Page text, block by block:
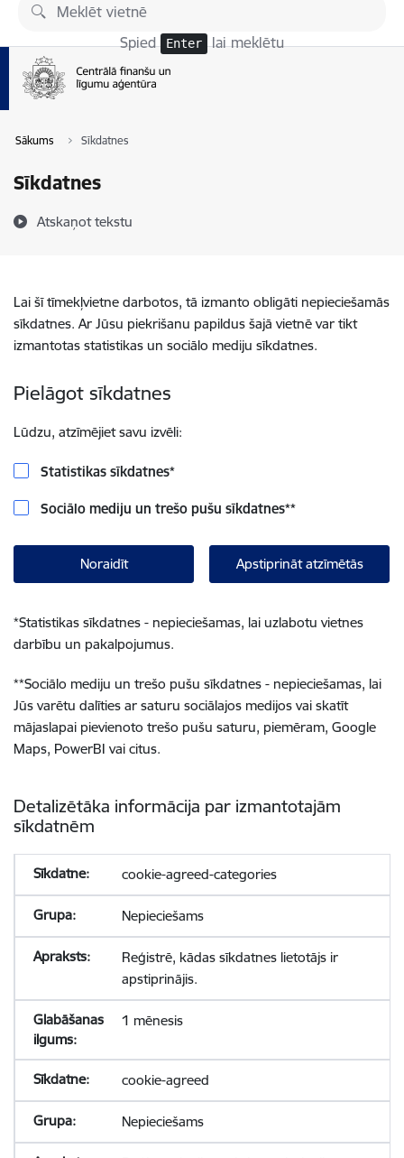
Pāriet uz lapas saturu
Spied Enter lai meklētu
Sākums Sīkdatnes
Sīkdatnes
Atskaņot tekstu
Lai šī tīmekļvietne darbotos, tā izmanto obligāti nepieciešamās
sīkdatnes. Ar Jūsu piekrišanu papildus šajā vietnē var tikt
izmantotas statistikas un sociālo mediju sīkdatnes.
Pielāgot sīkdatnes
Lūdzu, atzīmējiet savu izvēli:
Statistikas sīkdatnes*
Sociālo mediju un trešo pušu sīkdatnes**
Noraidīt Apstiprināt atzīmētās
*Statistikas sīkdatnes - nepieciešamas, lai uzlabotu vietnes
darbību un pakalpojumus.
**Sociālo mediju un trešo pušu sīkdatnes - nepieciešamas, lai
Jūs varētu dalīties ar saturu sociālajos medijos vai skatīt
mājaslapai pievienoto trešo pušu saturu, piemēram, Google
Maps, PowerBI vai citus.
Detalizētāka informācija par izmantotajām
sīkdatnēm
cookie-agreed-categories
Nepieciešams
Reģistrē, kādas sīkdatnes lietotājs ir
apstiprinājis.
1 mēnesis
cookie-agreed
Nepieciešams